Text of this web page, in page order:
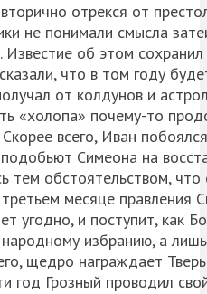
отрекся от
не понимали смысла
Известие об этом
что в том году
от колдунов и
«холопа» почему-то
всего, Иван
Симеона на
тем обстоятельством,
месяце правления
угодно, и поступит,
избранию, а
щедро награждает
год Грозный проводил